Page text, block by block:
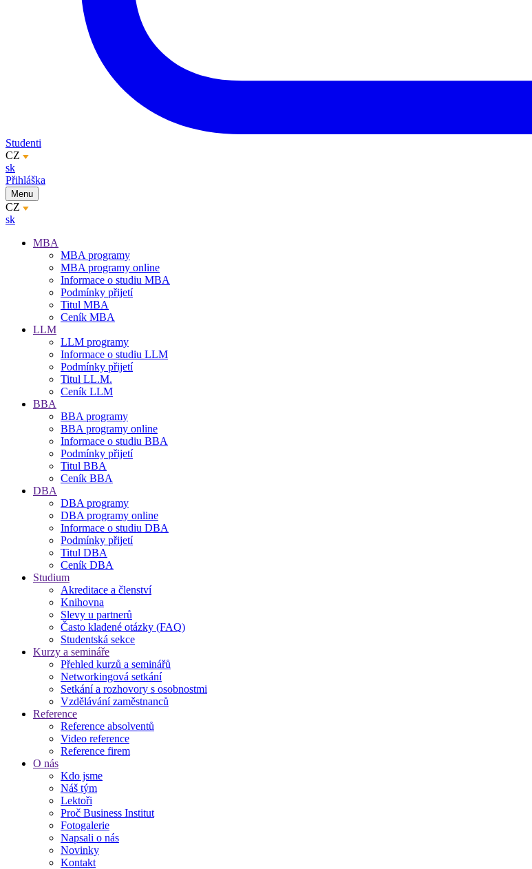
Studenti
CZ
sk
Přihláška
Menu
CZ
sk
MBA
MBA programy
MBA programy online
Informace o studiu MBA
Podmínky přijetí
Titul MBA
Ceník MBA
LLM
LLM programy
Informace o studiu LLM
Podmínky přijetí
Titul LL.M.
Ceník LLM
BBA
BBA programy
BBA programy online
Informace o studiu BBA
Podmínky přijetí
Titul BBA
Ceník BBA
DBA
DBA programy
DBA programy online
Informace o studiu DBA
Podmínky přijetí
Titul DBA
Ceník DBA
Studium
Akreditace a členství
Knihovna
Slevy u partnerů
Často kladené otázky (FAQ)
Studentská sekce
Kurzy a semináře
Přehled kurzů a seminářů
Networkingová setkání
Setkání a rozhovory s osobnostmi
Vzdělávání zaměstnanců
Reference
Reference absolventů
Video reference
Reference firem
O nás
Kdo jsme
Náš tým
Lektoři
Proč Business Institut
Fotogalerie
Napsali o nás
Novinky
Kontakt